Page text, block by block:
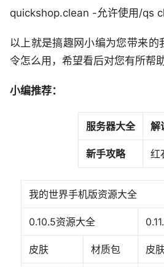
quickshop.clean -允许使用/qs
以上就是搞趣网小编为您带来的
令怎么用，希望看后对您有所帮助
小编推荐：
服务器大全 解
新手攻略 红
我的世界手机版资源大全
0.10.5资源大全
皮肤 材质包 皮